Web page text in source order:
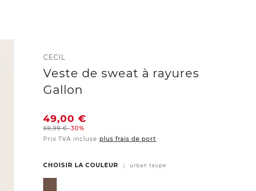
CECIL
Veste de sweat à rayures
Gallon
49,00€
69,99€-30%
Prix TVA incluse plus frais de port
CHOISIR LA COULEUR | urban taupe